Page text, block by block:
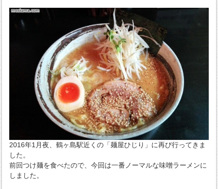
2016年1月夜、鶴ヶ島駅近くの「麺屋ひじり」に再び行ってきま
した。
前回つけ麺を食べたので、今回は一番ノーマルな味噌ラーメンに
しました。